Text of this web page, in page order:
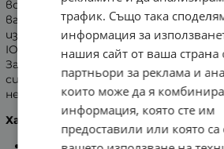
всичко останало, с помощта на
вграденияBluetoothспокойно
измерените стойности към
IOS и VitaDock Online - VitaDock
За още по-точно отчитане, уредът
силно чувствителни електроди,
неръждаема стомана.
Характеристики:
трафик. Също така
информация за
нашия сайт от ваша страна
партньори за реклама и
които може да я
информация, която сте им
предоставили или която